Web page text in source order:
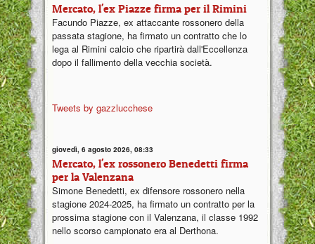
Mercato, l'ex Piazze firma per il Rimini
Facundo Piazze, ex attaccante rossonero della
passata stagione, ha firmato un contratto che lo
lega al Rimini calcio che ripartirà dall'Eccellenza
dopo il fallimento della vecchia società.
Tweets by gazzlucchese
giovedì, 6 agosto 2026, 08:33
Mercato, l'ex rossonero Benedetti firma
per la Valenzana
Simone Benedetti, ex difensore rossonero nella
stagione 2024-2025, ha firmato un contratto per la
prossima stagione con il Valenzana, il classe 1992
nello scorso campionato era al Derthona.